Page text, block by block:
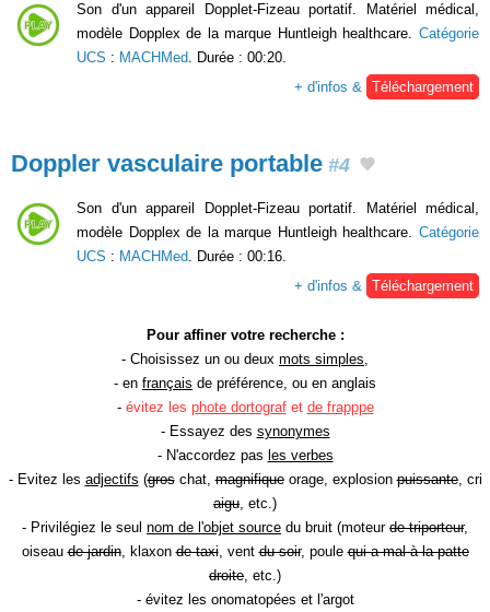
Son d'un appareil Dopplet-Fizeau portatif. Matériel médical,
modèle Dopplex de la marque Huntleigh healthcare. Catégorie
UCS : MACHMed. Durée : 00:20.
+ d'infos & Téléchargement
Doppler vasculaire portable #4
Son d'un appareil Dopplet-Fizeau portatif. Matériel médical,
modèle Dopplex de la marque Huntleigh healthcare. Catégorie
UCS : MACHMed . Durée : 00:16.
+ d'infos &
Téléchargement
Pour affiner votre recherche :
- Choisissez un ou deux mots simples
- en français de préférence, ou en anglais
- évitez les phote dortografet de frapppe
- Essayez des synonymes
- N'accordez pas les verbes
- Evitez les adjectifs (groschat,magnifiqueorage, explosionpuissante, cri
aigu , etc.)
- Privilégiez le seul nom de l'objet source du bruit (moteur de triporteur,
oiseaude jardin, klaxonde taxi, ventdu soir, poulequi a mal à la patte
droite , etc.)
- évitez les onomatopées et l'argot